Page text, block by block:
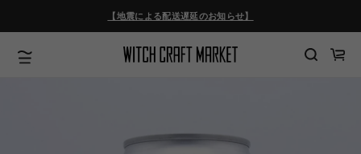
進
む
【地震による配送遅延のお知らせ】
カ